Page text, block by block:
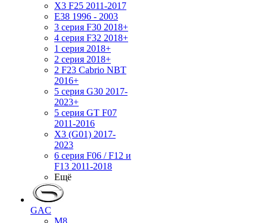
X3 F25 2011-2017
E38 1996 - 2003
3 серия F30 2018+
4 серия F32 2018+
1 серия 2018+
2 серия 2018+
2 F23 Cabrio NBT
2016+
5 серия G30 2017-
2023+
5 серия GT F07
2011-2016
X3 (G01) 2017-
2023
6 серия F06 / F12 и
F13 2011-2018
Ещё
GAC
M8